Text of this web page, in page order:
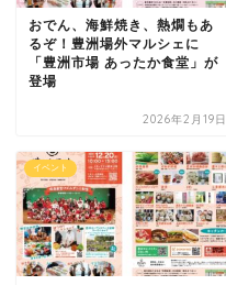
おでん、海鮮焼き、熱燗もあ
るぞ！豊洲場外マルシェに
「豊洲市場 あったか食堂」が
登場
2026年2月19日
イベント